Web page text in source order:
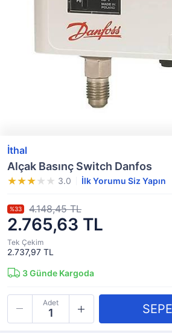
İthal
Alçak Basınç Switch Danfos
3.0 İlk Yorumu Siz Yapın
2.765,63 TL
%33 4.148,45 TL
Tek Çekim
2.737,97 TL
3Günde Kargoda
Adet